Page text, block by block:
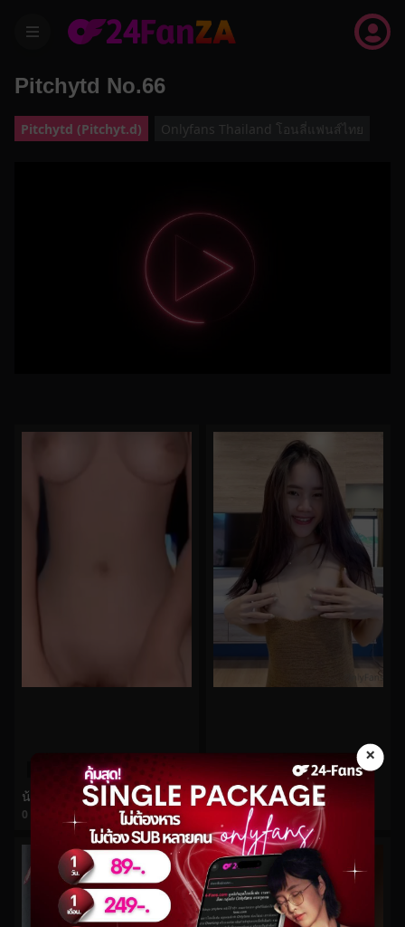
menu
×
Pitchytd No.66
Pitchytd (Pitchyt.d) Onlyfans Thailand โอนลี่แฟนส์ไทย
น้อง Aommymeow ขย่มผัวร้องเสียว
0
watch video
Kkimkkimmy No.111
views
watch video